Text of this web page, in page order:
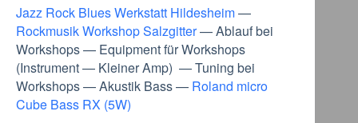
Jazz Rock Blues Werkstatt Hildesheim—
Rockmusik Workshop Salzgitter—Ablauf bei
Workshops— Equipment für Workshops
(Instrument— Kleiner Amp) —Tuning bei
Workshops—Akustik Bass— Roland micro
Cube Bass RX (5W)